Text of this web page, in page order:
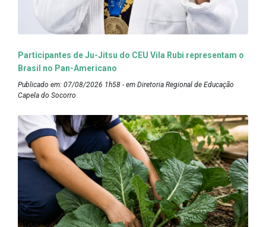
Participantes de Ju-Jitsu do CEU Vila Rubi representam o
Brasil no Pan-Americano
Publicado em: 07/08/2026 1h58 - em Diretoria Regional de Educação
Capela do Socorro